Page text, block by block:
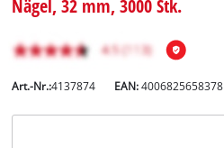
Nägel, 32 mm, 3000 Stk.
Art.-Nr.:4137874 EAN:4006825658378